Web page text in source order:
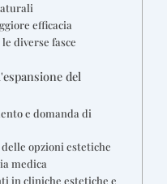
efficacia
diverse fasce
del
e domanda di
delle opzioni estetiche
medica
in cliniche estetiche e